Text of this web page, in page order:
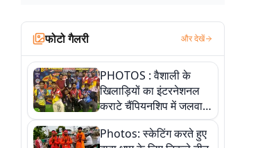
फोटो गैलरी और देखें
PHOTOS : वैशाली के
खिलाड़ियों का इंटरनेशनल
कराटे चैंपियनशिप में जलवा,
जीते 9 पदक, पांच तस्वीर से
देखिए पूरा खेल
Photos: स्केटिंग करते हुए